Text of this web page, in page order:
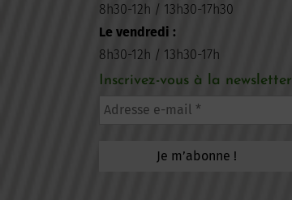
8h30-12h / 13h30-17h30
Le vendredi :
8h30-12h / 13h30-17h
Inscrivez-vous à la newsletter